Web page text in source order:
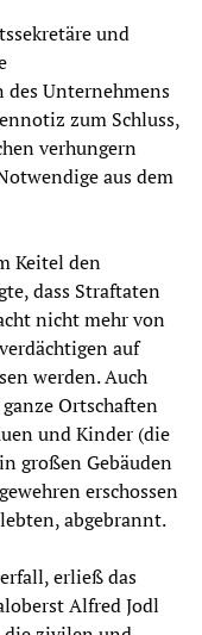
und
des Unternehmens
zum Schluss,
verhungern
aus dem
Keitel den
dass Straftaten
nicht mehr von
auf
werden. Auch
Ortschaften
und Kinder (die
großen Gebäuden
erschossen
abgebrannt.
erließ das
Alfred Jodl